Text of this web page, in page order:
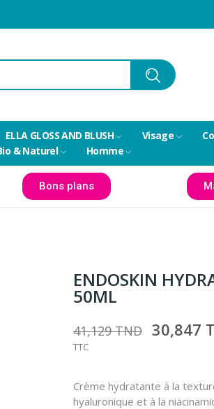
ELLA GLOSS AND BLUSH Visage
& Naturel Homme
Bons plans
ENDOSKIN
50ML
41,129 TND 30,847
TTC
Crème hydratante à la
hyaluronique et à la